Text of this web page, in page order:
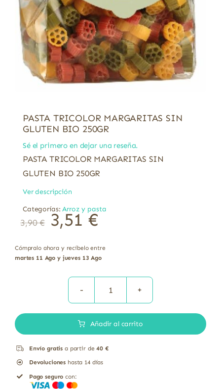
PASTA TRICOLOR MARGARITAS SIN
GLUTEN BIO 250GR
Sé el primero en dejar una reseña.
PASTA TRICOLOR MARGARITAS SIN
GLUTEN BIO 250GR
Ver descripción
Categorías:Arroz y pasta
3,90€ 3,51€
Cómpralo ahora y recíbelo entre
martes 11 Ago y jueves 13 Ago
PASTA
MARGARITAS
Añadir al carrito
Envío gratis a partir de40 €
Devoluciones hasta 14 días
Pago seguro con: